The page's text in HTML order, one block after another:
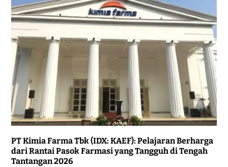
PT Kimia Farma Tbk (IDX: KAEF): Pelajaran Berharga
dari Rantai Pasok Farmasi yang Tangguh di Tengah
Tantangan 2026